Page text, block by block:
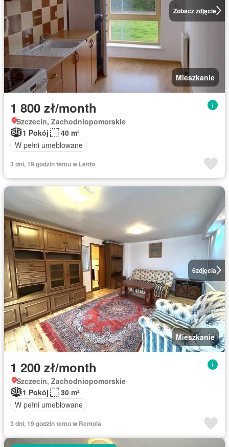
Zobacz zdjęcie
Mieszkanie
1 800 zł/month
Szczecin, Zachodniopomorskie
1 Pokój
40 m²
W pełni umeblowane
3 dni, 19 godzin temu w Lento
6zdjęcia
Mieszkanie
1 200 zł/month
Szczecin, Zachodniopomorskie
1 Pokój
30 m²
W pełni umeblowane
3 dni, 19 godzin temu w Rentola